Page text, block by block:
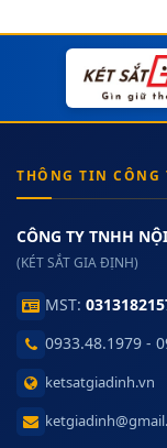
THÔNG TIN CÔNG
CÔNG TY TNHH
(KÉT SẮT GIA ĐỊNH)
MST:
0933.48.1979 -
ketsatgiadinh.vn